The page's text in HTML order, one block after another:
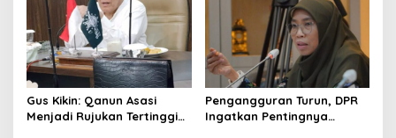
Gus Kikin: Qanun Asasi
Menjadi Rujukan Tertinggi
Pengangguran Turun, DPR
Ingatkan Pentingnya